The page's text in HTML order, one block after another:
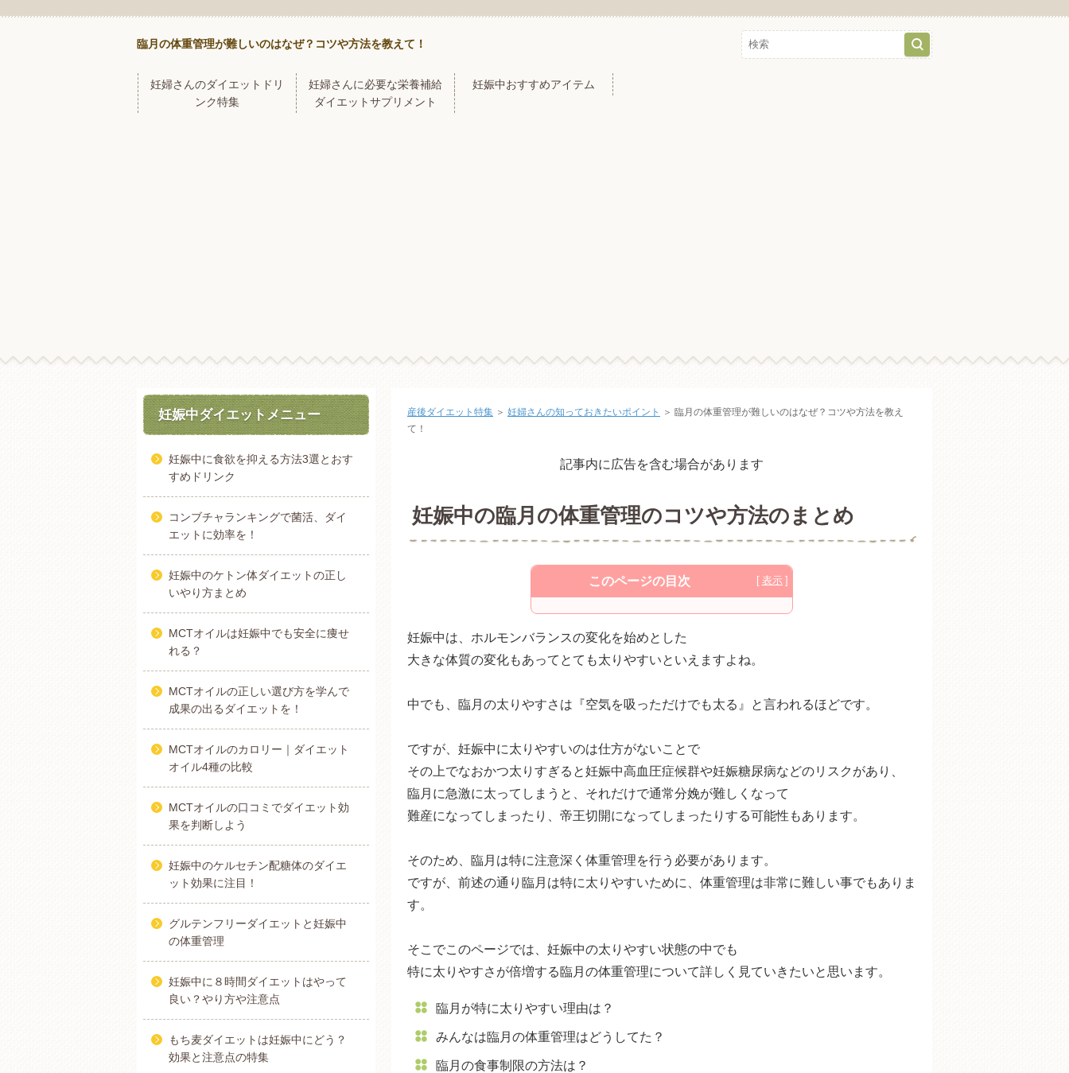
臨月の体重管理が難しいのはなぜ？コツや方法を教えて！
妊婦さんのダイエットドリ
ンク特集
妊婦さんに必要な栄養補給
ダイエットサプリメント
妊娠中おすすめアイテム
産後ダイエット特集 ＞ 妊婦さんの知っておきたいポイント ＞ 臨月の体重管理が難しいのはなぜ？コツや方法を教え
て！
記事内に広告を含む場合があります
妊娠中の臨月の体重管理のコツや方法のまとめ
このページの目次
臨月の体重管理はみんなどうしてた？
臨月の体重管理の方法やコツのまとめ
妊娠中は、ホルモンバランスの変化を始めとした
大きな体質の変化もあってとても太りやすいといえますよね。
中でも、臨月の太りやすさは『空気を吸っただけでも太る』と言われるほどです。
ですが、妊娠中に太りやすいのは仕方がないことで
その上でなおかつ太りすぎると妊娠中高血圧症候群や妊娠糖尿病などのリスクがあり、
臨月に急激に太ってしまうと、それだけで通常分娩が難しくなって
難産になってしまったり、帝王切開になってしまったりする可能性もあります。
そのため、臨月は特に注意深く体重管理を行う必要があります。
ですが、前述の通り臨月は特に太りやすいために、体重管理は非常に難しい事でもありま
す。
そこでこのページでは、妊娠中の太りやすい状態の中でも
特に太りやすさが倍増する臨月の体重管理について詳しく見ていきたいと思います。
臨月が特に太りやすい理由は？
みんなは臨月の体重管理はどうしてた？
臨月の食事制限の方法は？
妊娠中ダイエットメニュー
妊娠中に食欲を抑える方法3選とおす
すめドリンク
コンブチャランキングで菌活、ダイ
エットに効率を！
妊娠中のケトン体ダイエットの正し
いやり方まとめ
MCTオイルは妊娠中でも安全に痩せ
れる？
MCTオイルの正しい選び方を学んで
成果の出るダイエットを！
MCTオイルのカロリー｜ダイエット
オイル4種の比較
MCTオイルの口コミでダイエット効
果を判断しよう
妊娠中のケルセチン配糖体のダイエ
ット効果に注目！
グルテンフリーダイエットと妊娠中
の体重管理
妊娠中に８時間ダイエットはやって
良い？やり方や注意点
もち麦ダイエットは妊娠中にどう？
効果と注意点の特集